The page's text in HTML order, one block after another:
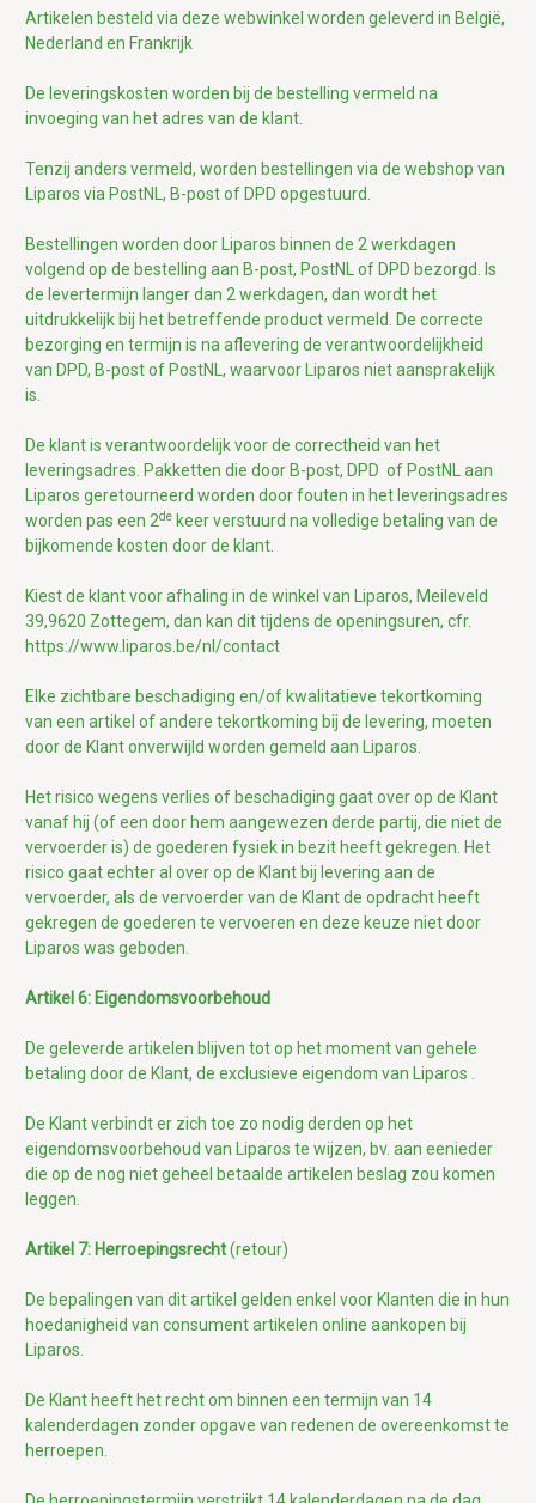
Artikelen besteld via deze webwinkel worden geleverd in België,
Nederland en Frankrijk
De leveringskosten worden bij de bestelling vermeld na
invoeging van het adres van de klant.
Tenzij anders vermeld, worden bestellingen via de webshop van
Liparos via PostNL, B-post of DPD opgestuurd.
Bestellingen worden door Liparos binnen de 2 werkdagen
volgend op de bestelling aan B-post, PostNL of DPD bezorgd. Is
de levertermijn langer dan 2 werkdagen, dan wordt het
uitdrukkelijk bij het betreffende product vermeld. De correcte
bezorging en termijn is na aflevering de verantwoordelijkheid
van DPD, B-post of PostNL, waarvoor Liparos niet aansprakelijk
is.
De klant is verantwoordelijk voor de correctheid van het
leveringsadres. Pakketten die door B-post, DPD of PostNL aan
Liparos geretourneerd worden door fouten in het leveringsadres
worden pas een 2de keer verstuurd na volledige betaling van de
bijkomende kosten door de klant.
Kiest de klant voor afhaling in de winkel van Liparos, Meileveld
39,9620 Zottegem, dan kan dit tijdens de openingsuren, cfr.
https://www.liparos.be/nl/contact
Elke zichtbare beschadiging en/of kwalitatieve tekortkoming
van een artikel of andere tekortkoming bij de levering, moeten
door de Klant onverwijld worden gemeld aan Liparos.
Het risico wegens verlies of beschadiging gaat over op de Klant
vanaf hij (of een door hem aangewezen derde partij, die niet de
vervoerder is) de goederen fysiek in bezit heeft gekregen. Het
risico gaat echter al over op de Klant bij levering aan de
vervoerder, als de vervoerder van de Klant de opdracht heeft
gekregen de goederen te vervoeren en deze keuze niet door
Liparos was geboden.
Artikel 6: Eigendomsvoorbehoud
De geleverde artikelen blijven tot op het moment van gehele
betaling door de Klant, de exclusieve eigendom van Liparos .
De Klant verbindt er zich toe zo nodig derden op het
eigendomsvoorbehoud van Liparos te wijzen, bv. aan eenieder
die op de nog niet geheel betaalde artikelen beslag zou komen
leggen.
Artikel 7: Herroepingsrecht(retour)
De bepalingen van dit artikel gelden enkel voor Klanten die in hun
hoedanigheid van consument artikelen online aankopen bij
Liparos.
De Klant heeft het recht om binnen een termijn van 14
kalenderdagen zonder opgave van redenen de overeenkomst te
herroepen.